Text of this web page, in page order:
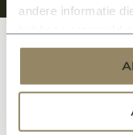
andere informatie
services.
Klantenservice
Categorieën